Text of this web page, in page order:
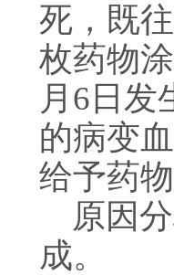
死，既
枚药物
月6日发
的病变
给予药
原因
成。